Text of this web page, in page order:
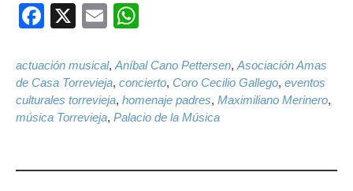
Facebook
X Email
actuación musical, Aníbal Cano Pettersen, Asociación Amas
de Casa Torrevieja, concierto, Coro Cecilio Gallego, eventos
culturales torrevieja, homenaje padres, Maximiliano Merinero,
música Torrevieja, Palacio de la Música